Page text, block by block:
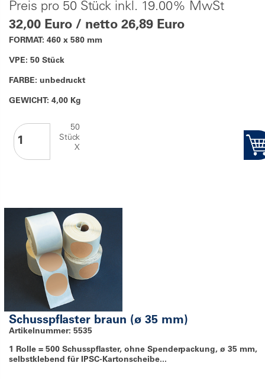
Preis pro 50 Stück inkl. 19.00% MwSt
32,00 Euro / netto 26,89 Euro
FORMAT: 460 x 580 mm
VPE: 50 Stück
FARBE: unbedruckt
GEWICHT: 4,00 Kg
50
Stück
X
Schusspflaster braun (ø 35 mm)
Artikelnummer: 5535
1 Rolle = 500 Schusspflaster, ohne Spenderpackung, ø 35 mm,
selbstklebend für IPSC-Kartonscheibe...